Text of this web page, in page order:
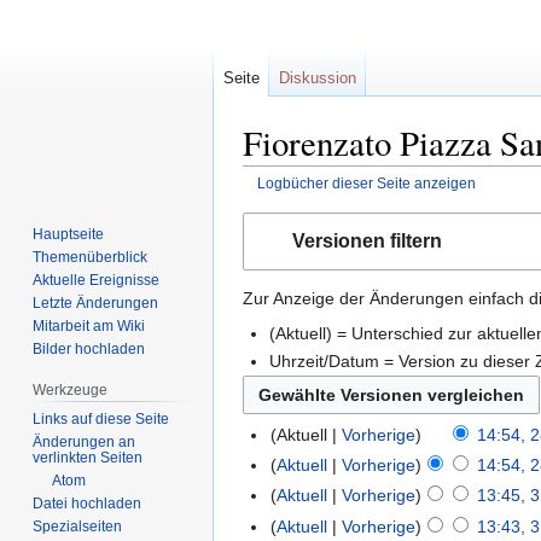
Fiorenzato Piazza
Logbücher dieser Seite anzeigen
NavigationVersionen filtern
Zur Anzeige der Änderungen einfach
(Aktuell) = Unterschied zur
Uhrzeit/Datum = Version zu
Aktuell Vorherige
14:54,
Aktuell
Vorherige
14:54,
Aktuell
Vorherige
13:45,
Aktuell
Vorherige 13:43,
Seite Diskussion
Hauptseite
Themenüberblick
Aktuelle Ereignisse
Letzte Änderungen
Mitarbeit am Wiki
Bilder hochladen
Werkzeuge
Links auf diese Seite
Änderungen an
verlinkten Seiten
Atom
Datei hochladen
Spezialseiten